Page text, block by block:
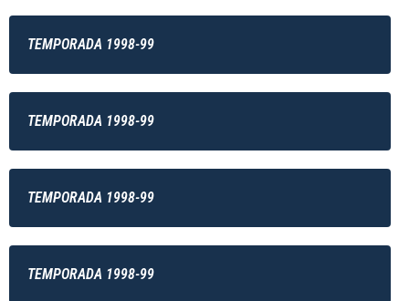
TEMPORADA 1998-99
TEMPORADA 1998-99
TEMPORADA 1998-99
TEMPORADA 1998-99